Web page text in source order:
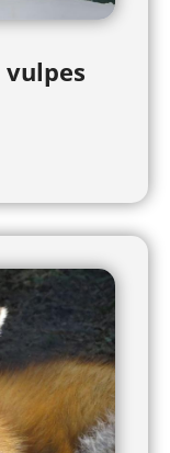
vulpes